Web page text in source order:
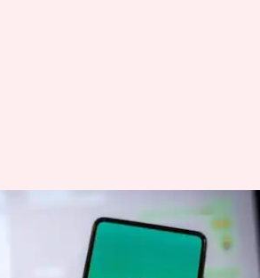
யுபிஐ ஐடியை
சிரமாம